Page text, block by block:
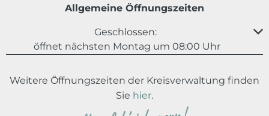
Allgemeine Öffnungszeiten
Klicken, um weitere Öffnungs- oder Schließzeiten
Geschlossen:
öffnet nächsten Montag um 08:00 Uhr
Weitere Öffnungszeiten der Kreisverwaltung finden
Sie hier.